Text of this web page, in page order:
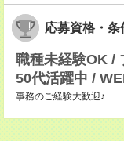
応募資格・条
職種未経験OK /
50代活躍中 /
事務のご経験大歓迎♪